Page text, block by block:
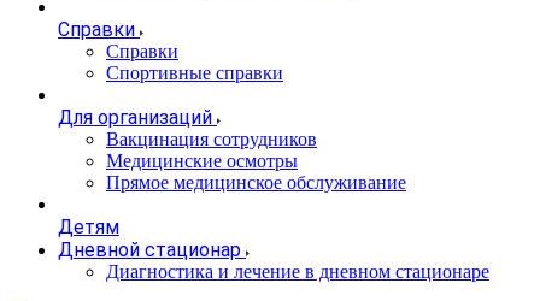
Справки
Справки
Спортивные справки
Для организаций
Вакцинация сотрудников
Медицинские осмотры
Прямое медицинское обслуживание
Детям
Дневной стационар
Диагностика и лечение в дневном стационаре